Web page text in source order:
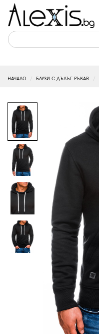
НАЧАЛО БЛУЗИ С ДЪЛЪГ РЪКАВ